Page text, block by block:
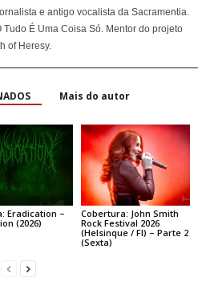
e antigo vocalista da Sacramentia.
Tudo É Uma Coisa Só. Mentor do projeto
of Heresy.
Mais do autor
Eradication –
(2026)
Cobertura: John Smith
Rock Festival 2026
(Helsinque / FI) – Parte 2
(Sexta)